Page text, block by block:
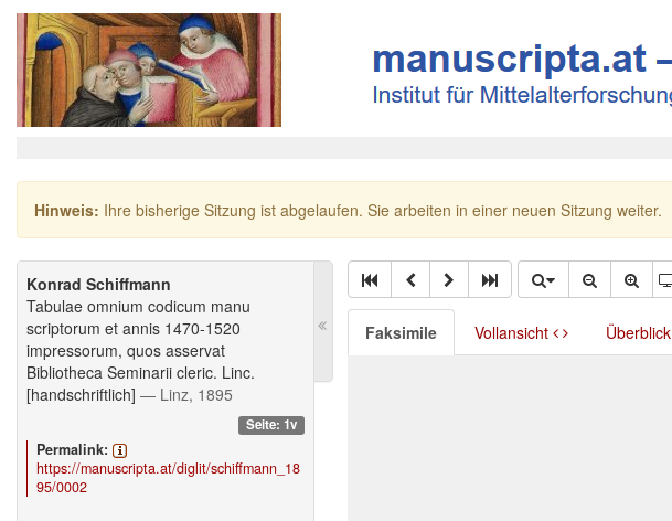
Hinweis: Ihre bisherige Sitzung ist abgelaufen. Sie arbeiten in einer neuen Sitzung weiter.
Konrad Schiffmann
Tabulae omnium codicum manu
scriptorum et annis 1470-1520
impressorum, quos asservat
Bibliotheca Seminarii cleric. Linc.
[handschriftlich] — Linz, 1895
Seite: 1v
Permalink:
https://manuscripta.at/diglit/schiffmann_18
95/0002
Faksimile Vollansicht Überblick